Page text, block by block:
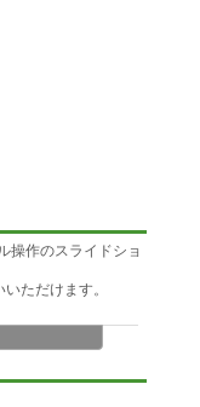
操作のスライドショ
ただけます。